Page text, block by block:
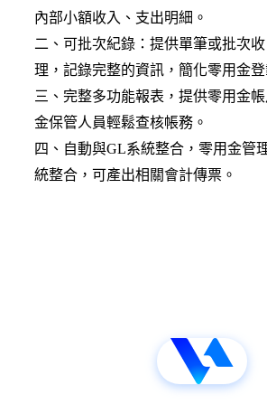
內部小額收入、支出明細。
二、可批次紀錄：提供單筆或批次
理，記錄完整的資訊，簡化零用金登
三、完整多功能報表，提供零用金
金保管人員輕鬆查核帳務。
四、自動與GL系統整合，零用金管
統整合，可產出相關會計傳票。